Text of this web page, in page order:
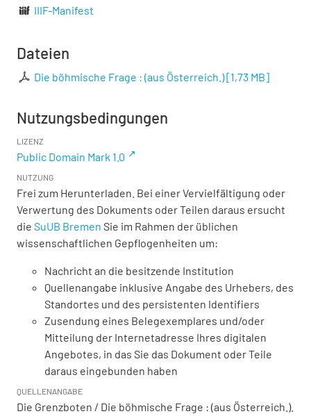
IIIF-Manifest
Dateien
Die böhmische Frage : (aus Österreich.)[1,73 MB]
Nutzungsbedingungen
LIZENZ
Public Domain Mark 1.0
NUTZUNG
Frei zum Herunterladen. Bei einer Vervielfältigung oder
Verwertung des Dokuments oder Teilen daraus ersucht
die SuUB Bremen Sie im Rahmen der üblichen
wissenschaftlichen Gepflogenheiten um:
Nachricht an die besitzende Institution
Quellenangabe inklusive Angabe des Urhebers, des
Standortes und des persistenten Identifiers
Zusendung eines Belegexemplares und/oder
Mitteilung der Internetadresse Ihres digitalen
Angebotes, in das Sie das Dokument oder Teile
daraus eingebunden haben
QUELLENANGABE
Die Grenzboten / Die böhmische Frage : (aus Österreich.).